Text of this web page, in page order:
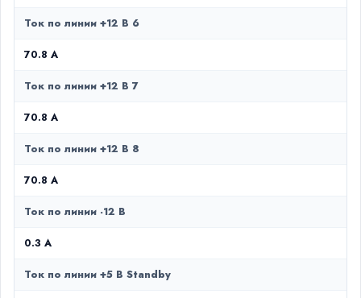
Ток по линии +12 В 6
70.8 A
Ток по линии +12 В 7
70.8 A
Ток по линии +12 В 8
70.8 A
Ток по линии -12 В
0.3 А
Ток по линии +5 В Standby